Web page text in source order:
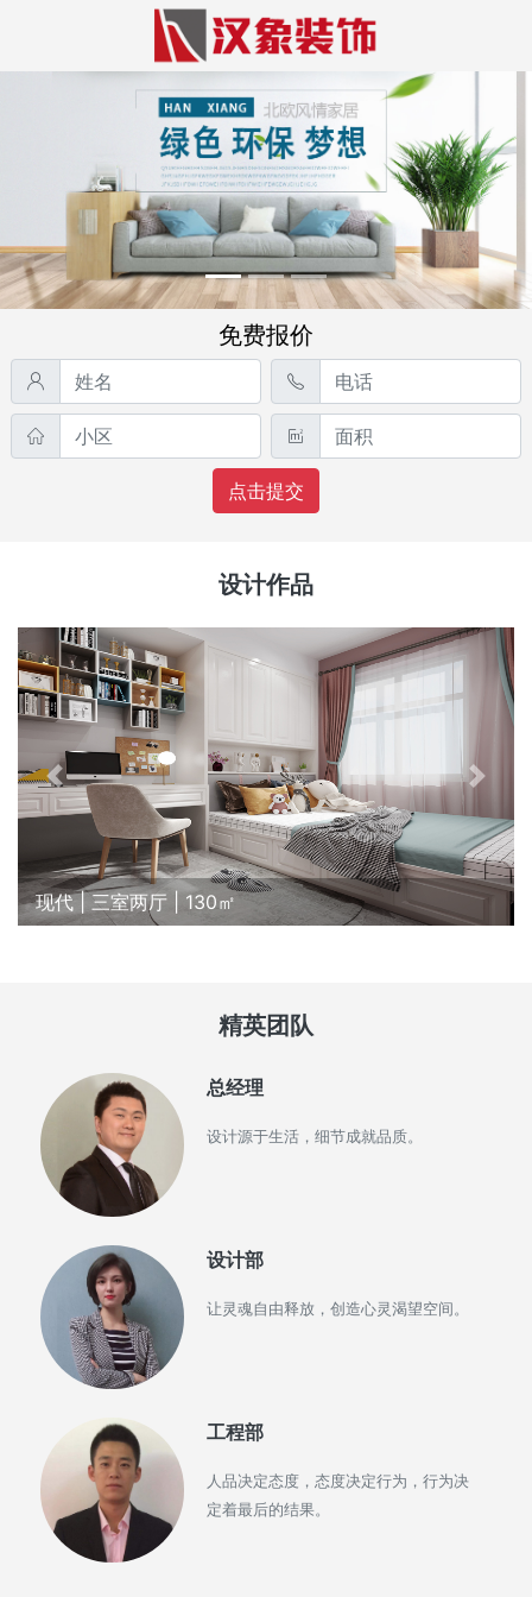
免费报价
点击提交
设计作品
现代 | 三室两厅 | 130㎡
精英团队
总经理
设计源于生活，细节成就品质。
设计部
让灵魂自由释放，创造心灵渴望空间。
工程部
人品决定态度，态度决定行为，行为决
定着最后的结果。